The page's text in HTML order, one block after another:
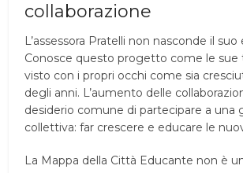
collaborazione
L’assessora Pratelli non nasconde il
Conosce questo progetto come le sue
visto con i propri occhi come sia
degli anni. L’aumento delle
desiderio comune di partecipare a una
collettiva: far crescere e educare le
La Mappa della Città Educante non è